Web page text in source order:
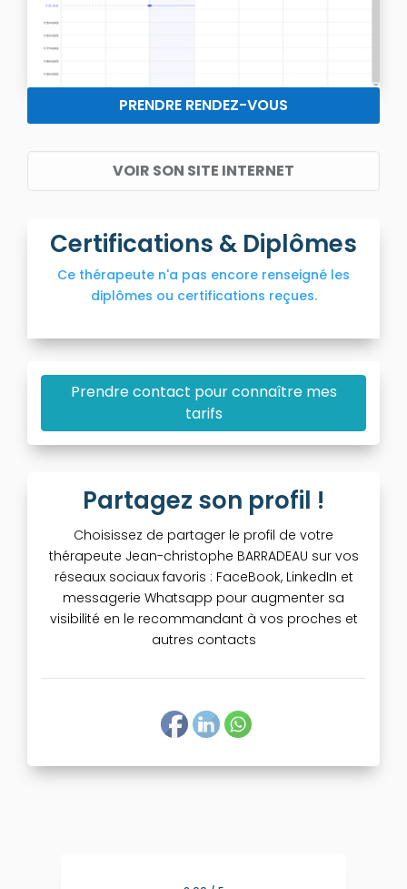
PRENDRE RENDEZ-VOUS
VOIR SON SITE INTERNET
Certifications & Diplômes
Ce thérapeute n'a pas encore renseigné les
diplômes ou certifications reçues.
Prendre contact pour connaître mes
tarifs
Partagez son profil !
Choisissez de partager le profil de votre
thérapeute Jean-christophe BARRADEAU sur vos
réseaux sociaux favoris : FaceBook, LinkedIn et
messagerie Whatsapp pour augmenter sa
visibilité en le recommandant à vos proches et
autres contacts